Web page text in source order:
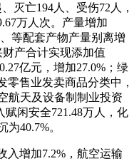
灭亡194人、受伤72人，
万人次。产量增加
等配套产物产量别离增
财产合计实现添加值
亿元，增加27.0%；绿
零售业发卖商品分类中，
航天及设备制制业投资
赋闲安全721.48万人，化
40.7%。
增加7.2%，航空运输